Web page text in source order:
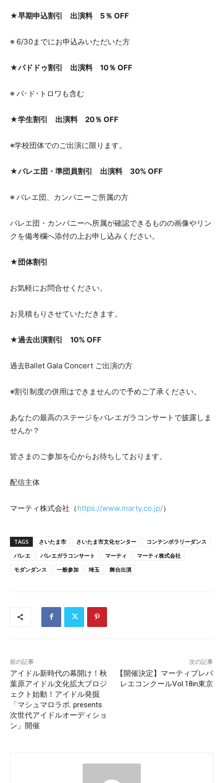
★早期申込割引 出演料 5％ OFF
※ 6/30までにお申込みいただいた方
★パドドゥ割引 出演料 10％ OFF
※ パ･ド･トロワも含む
★学生割引 出演料 20％ OFF
※学校団体でのご出演に限ります。
★バレエ団・準団員割引 出演料 30% OFF
※ バレエ団、カンパニーご所属の方
バレエ団・カンパニーへ所属が確認できるものの画像やリン
クを備考欄へ添付の上お申し込みください。
★団体割引
お気軽にお問合せください。
お見積もりさせていただきます。
★過去出演割引 10% OFF
過去Ballet Gala Concert ご出演の方
※割引制度の併用はできませんので予めご了承ください。
あなたの最高のステージをバレエガラコンサートで披露しま
せんか？
皆さまのご参加を心からお待ちしております。
配信主体
マーティ株式会社（https://www.marty.co.jp/）
TAGS さいたま市 さいたま市文化センター
コンテンポラリーダンス
バレエ
バレエガラコンサート マーティ
マーティ株式会社
モダンダンス
一般参加 埼玉 舞台出演
前の記事
アイドル新時代の幕開け！秋
葉原アイドル文化拡大プロジ
ェクト始動！アイドル発掘
「マシュマロラボ. presents
次世代アイドルオーディショ
ン」開催
次の記事
【開催決定】マーティプレバ
レエコンクールVol.18in東京